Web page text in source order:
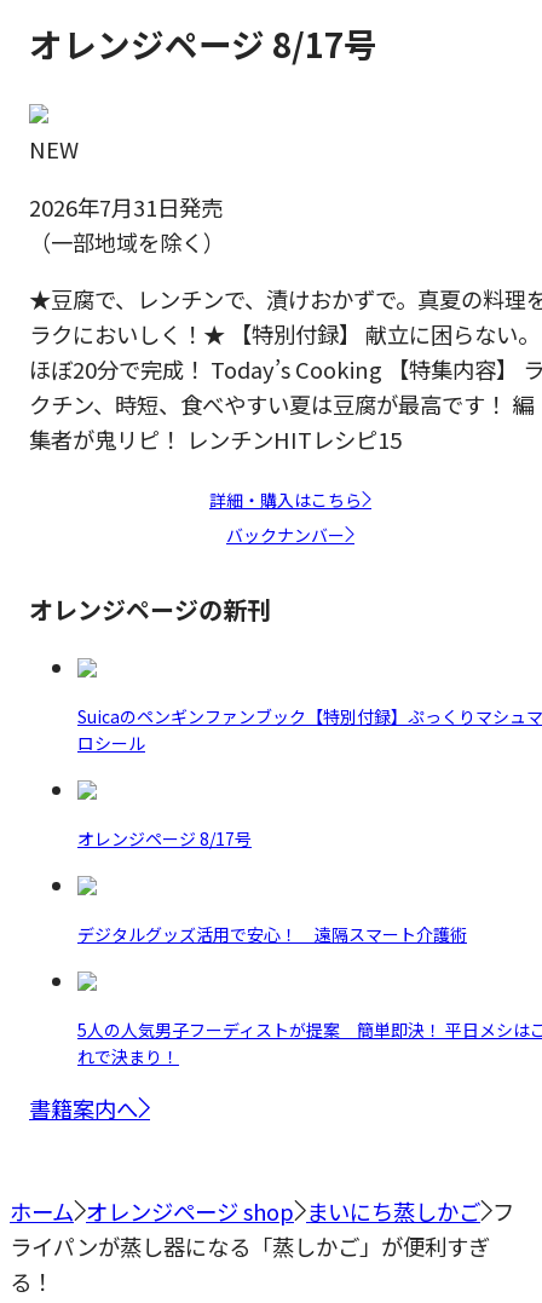
オレンジページ 8/17号
NEW
2026年7月31日発売
（一部地域を除く）
★豆腐で、レンチンで、漬けおかずで。真夏の料理
ラクにおいしく！★ 【特別付録】 献立に困らない。
ほぼ20分で完成！ Today’s Cooking 【特集内容】
クチン、時短、食べやすい夏は豆腐が最高です！ 編
集者が鬼リピ！ レンチンHITレシピ15
詳細・購入はこちら
バックナンバー
オレンジページの新刊
Suicaのペンギンファンブック【特別付録】ぷっくりマシュマ
ロシール
オレンジページ 8/17号
デジタルグッズ活用で安心！ 遠隔スマート介護術
5人の人気男子フーディストが提案 簡単即決！ 平日メシは
れで決まり！
書籍案内へ
ホーム オレンジページ shop まいにち蒸しかご フ
ライパンが蒸し器になる「蒸しかご」が便利すぎ
る！